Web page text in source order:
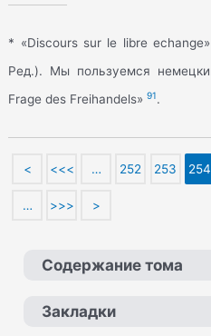
* «Discours sur le libre
Ред.). Мы пользуемся
Frage des Freihandels»91.
< <<< … 252 253 254
… >>> >
Содержание тома
Закладки